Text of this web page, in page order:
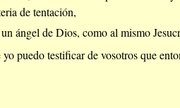
de tentación,
ángel de Dios, como al mismo
puedo testificar de vosotros que